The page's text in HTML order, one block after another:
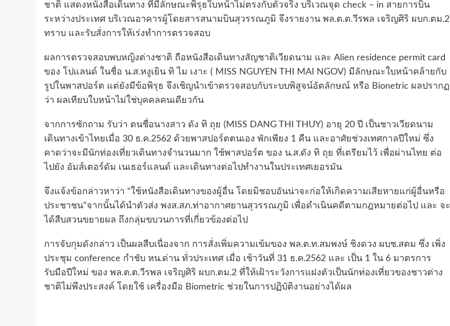
ชาติ แสดงหนังสือเดินทาง ที่มีลักษณะพิรุธใบหน้าไม่ตรงกับตัวจริง บริเวณจุด check – in สายการบิน
ระหว่างประเทศ บริเวณอาคารผู้โดยสารสนามบินสุวรรณภูมิ จึงรายงาน พล.ต.ต.วีรพล เจริญศิริ ผบก.ตม.2
ทราบ และรับสั่งการให้เร่งทำการตรวจสอบ
ผลการตรวจสอบพบหญิงต่างชาติ ถือหนังสือเดินทางสัญชาติเวียดนาม และ Alien residence permit card
ของ โปแลนด์ ในชื่อ น.ส.หงูเยิน ทิ ไม เงาะ ( MISS NGUYEN THI MAI NGOV) มีลักษณะใบหน้าคล้ายกับ
รูปในพาสปอร์ต แต่ยังมีข้อพิรุธ จึงเชิญนำเข้าตรวจสอบกับระบบพิสูจน์อัตลักษณ์ หรือ Bionetric ผลปรากฏ
ว่า ผลเทียบใบหน้าไม่ใช่บุคคลคนเดียวกัน
จากการซักถาม รับว่า ตนชื่อนางสาว ดัง ทิ ถุย (MISS DANG THI THUY) อายุ 20 ปี เป็นชาวเวียดนาม
เดินทางเข้าไทยเมื่อ 30 ธ.ค.2562 ด้วยพาสปอร์ตตนเอง พักเพียง 1 คืน และอาศัยช่วงเทศกาลปีใหม่ ซึ่ง
คาดว่าจะมีนักท่องเที่ยวเดินทางจำนวนมาก ใช้พาสปอร์ต ของ น.ส.ดัง ทิ ถุย ที่เตรียมไว้ เพื่อผ่านไทย ต่อ
ไปยัง อัมส์เตอร์ดัม เนเธอร์แลนด์ และเดินทางต่อไปทำงานในประเทศเยอรมัน
จึงแจ้งข้อกล่าวหาว่า “ใช้หนังสือเดินทางของผู้อื่น โดยมิชอบอันน่าจะก่อให้เกิดความเสียหายแก่ผู้อื่นหรือ
ประชาชน”จากนั้นได้นำตัวส่ง พงส.สภ.ท่าอากาศยานสุวรรณภูมิ เพื่อดำเนินคดีตามกฎหมายต่อไป และ จะ
ได้สืบสวนขยายผล ถึงกลุ่มขบวนการที่เกี่ยวข้องต่อไป
การจับกุมดังกล่าว เป็นผลสืบเนื่องจาก การสั่งเพิ่มความเข้มของ พล.ต.ท.สมพงษ์ ชิงดวง ผบช.สตม ซึ่ง เพิ่ง
ประชุม conference กำชับ หน.ด่าน ทั่วประเทศ เมื่อ เช้าวันที่ 31 ธ.ค.2562 และ เป็น 1 ใน 6 มาตรการ
รับมือปีใหม่ ของ พล.ต.ต.วีรพล เจริญศิริ ผบก.ตม.2 ที่ให้เฝ้าระวังการแฝงตัวเป็นนักท่องเที่ยวของชาวต่าง
ชาติไม่พึงประสงค์ โดยใช้ เครื่องมือ Biometric ช่วยในการปฏิบัติงานอย่างได้ผล